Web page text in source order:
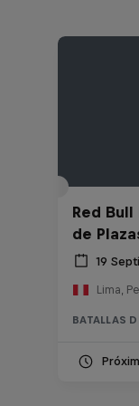
Red
de
19
Lima,
BATALLAS